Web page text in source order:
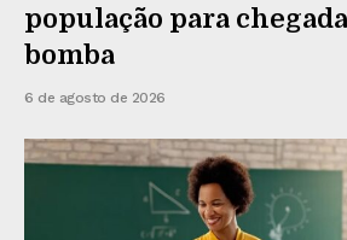
população para
bomba
6 de agosto de 2026